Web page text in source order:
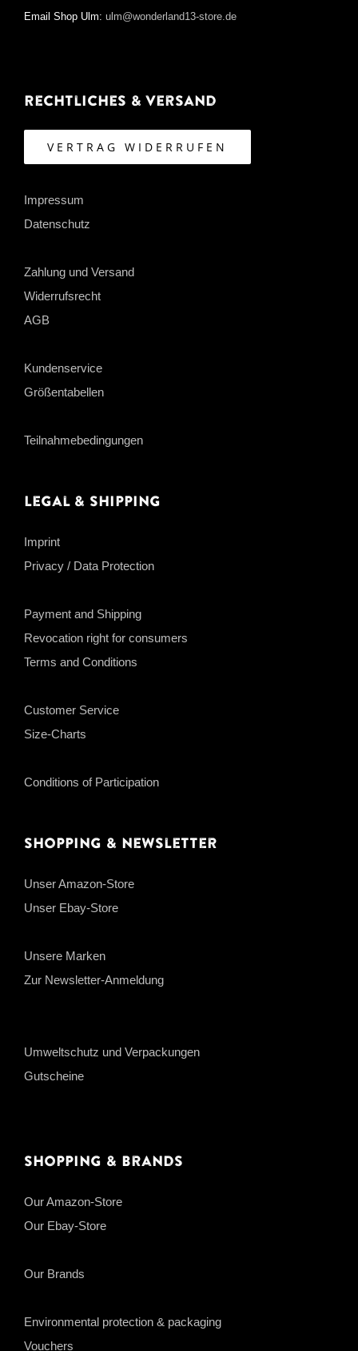
Email Shop Ulm: ulm@wonderland13-store.de
Rechtliches & Versand
VERTRAG WIDERRUFEN
Impressum
Datenschutz
Zahlung und Versand
Widerrufsrecht
AGB
Kundenservice
Größentabellen
Teilnahmebedingungen
Legal & Shipping
Imprint
Privacy / Data Protection
Payment and Shipping
Revocation right for consumers
Terms and Conditions
Customer Service
Size-Charts
Conditions of Participation
Shopping & Newsletter
Unser Amazon-Store
Unser Ebay-Store
Unsere Marken
Zur Newsletter-Anmeldung
Umweltschutz und Verpackungen
Gutscheine
Shopping & Brands
Our Amazon-Store
Our Ebay-Store
Our Brands
Environmental protection & packaging
Vouchers